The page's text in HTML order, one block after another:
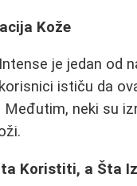
Kože
je jedan od
ističu da
neki su
Koristiti, a Šta